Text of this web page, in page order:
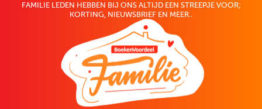
FAMILIE LEDEN HEBBEN BIJ ONS ALTIJD EEN STREEPJE VOOR;
KORTING, NIEUWSBRIEF EN MEER..